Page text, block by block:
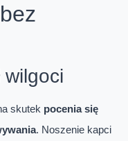
wilgoci
skutek pocenia się
. Noszenie kapci